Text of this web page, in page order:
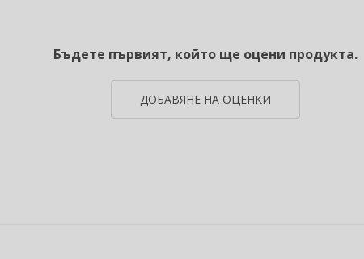
Бъдете първият, който ще оцени продукта.
ДОБАВЯНЕ НА ОЦЕНКИ